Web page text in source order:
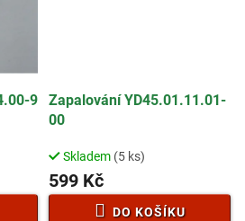
9
Zapalování YD45.01.11.01-
00
Skladem (5 ks)
599 Kč
DO KOŠÍKU